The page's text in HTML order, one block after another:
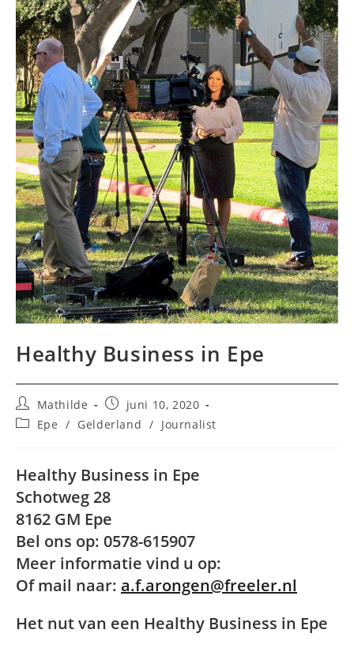
Healthy Business in Epe
Bericht
auteur:
Mathilde
Bericht
gepubliceerd
op:
juni 10, 2020
Berichtcategorie:
Epe / Gelderland / Journalist
Healthy Business in Epe
Schotweg 28
8162 GM Epe
Bel ons op: 0578-615907
Meer informatie vind u op:
Of mail naar: a.f.arongen@freeler.nl
Het nut van een Healthy Business in Epe